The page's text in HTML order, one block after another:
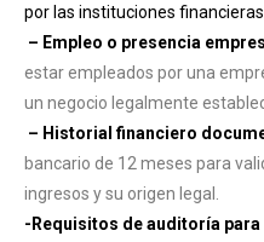
por las instituciones
– Empleo o presencia
estar empleados por una
un negocio legalmente
– Historial financiero
bancario de 12 meses para
ingresos y su origen legal.
-Requisitos de auditoría